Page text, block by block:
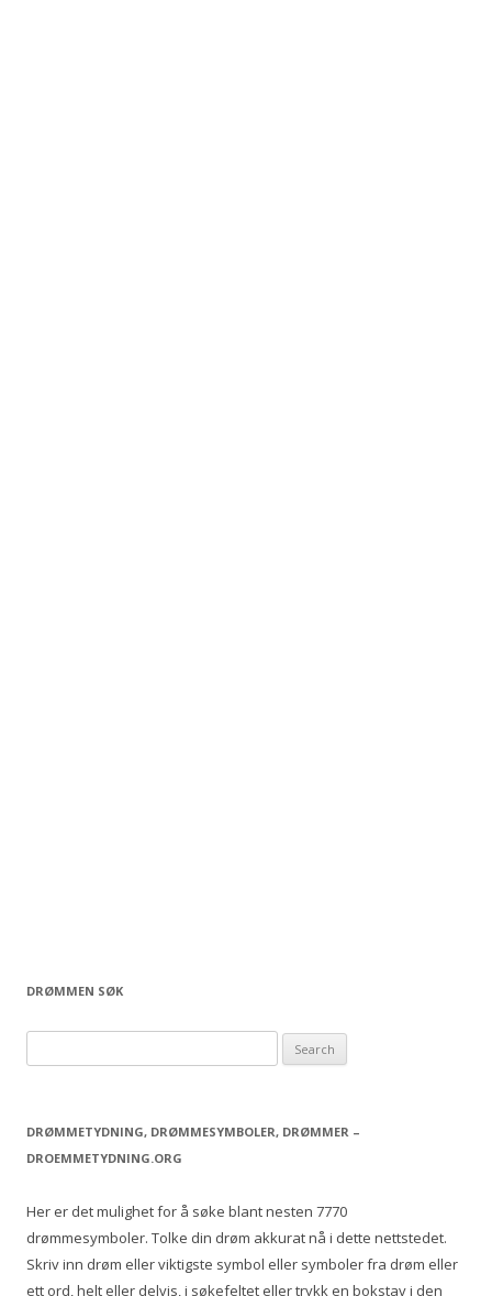
DRØMMEN SØK
e
r
c
f
o
r
DRØMMETYDNING, DRØMMESYMBOLER, DRØMMER –
DROEMMETYDNING.ORG
Her er det mulighet for å søke blant nesten 7770
drømmesymboler. Tolke din drøm akkurat nå i dette nettstedet.
Skriv inn drøm eller viktigste symbol eller symboler fra drøm eller
ett ord, helt eller delvis, i søkefeltet eller trykk en bokstav i den